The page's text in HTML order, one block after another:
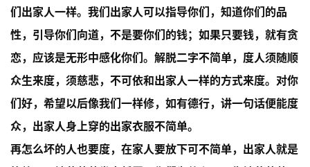
访
谈
心
乐
菩
专
们出家人一样。我们出家人可以指导你们，知道你们的品
性，引导你们向道，不是要你们的钱；如果只要钱，就有贪
恋，应该是无形中感化你们。解脱二字不简单，度人须随顺
众生来度，须慈悲，不可依和出家人一样的方式来度。对你
们好，希望以后像我们一样修，如有德行，讲一句话便能度
众，出家人身上穿的出家衣服不简单。
再怎么坏的人也要度，在家人要放下可不简单，出家人就是